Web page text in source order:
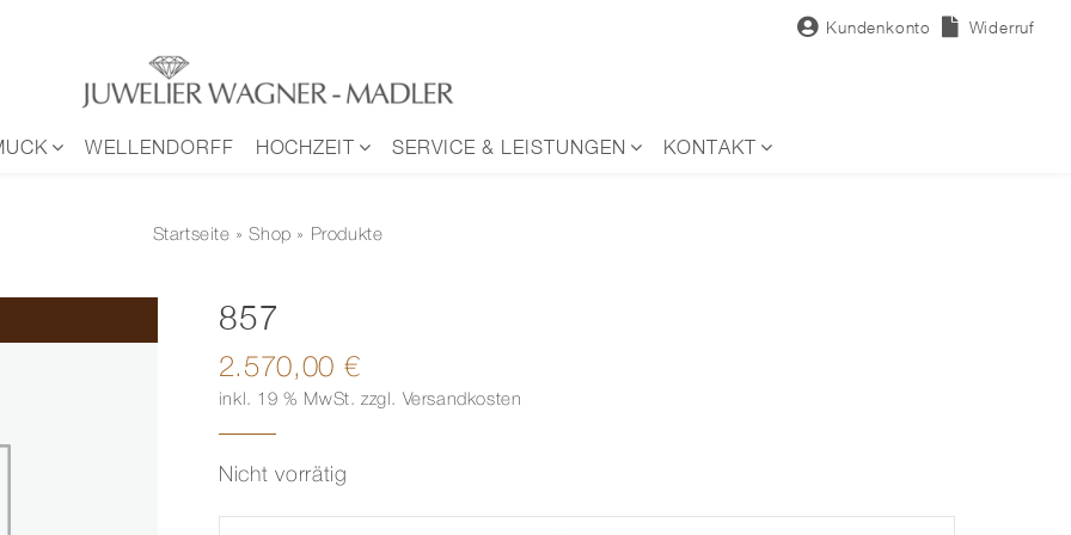
Kundenkonto Widerruf
WELLENDORFF HOCHZEIT SERVICE & LEISTUNGEN KONTAKT
Startseite »Shop » Produkte
857
2.570,00 €
inkl. 19 % MwSt. zzgl. Versandkosten
Nicht vorrätig